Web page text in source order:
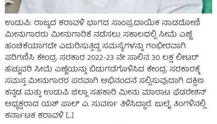
ಉಡುಪಿ: ರಾಜ್ಯದ ಕರಾವಳಿ ಭಾಗದ ಸಾಂಪ್ರದಾಯಿಕ ನಾಡದೋಣಿ
ಮೀನುಗಾರರು ಮೀನುಗಾರಿಕೆ ನಡೆಸಲು ಸಕಾಲದಲ್ಲಿ ಸೀಮೆ ಎಣ್ಣೆ
ಹಂಚಿಕೆಯಾಗದೇ ಎದುರಿಸುತ್ತಿದ್ದ ಸಮಸ್ಯೆಗಳನ್ನು ಗಂಭೀರವಾಗಿ
ಪರಿಗಣಿಸಿ ಕೇಂದ್ರ ಸರಕಾರ 2022-23 ನೇ ಸಾಲಿನ 30 ಲಕ್ಷ ಲೀಟರ್
ಹೆಚ್ಚುವರಿ ಸೀಮೆ ಎಣ್ಣೆಯನ್ನು ಬಿಡುಗಡೆಗೊಳಿಸಿದ ಕೇಂದ್ರ ಸರಕಾರಕ್ಕೆ
ಸಮಸ್ತ ಮೀನುಗಾರರ ಪರವಾಗಿ ಅಭಿನಂದನೆ ಸಲ್ಲಿಸುವುದಾಗಿ ದಕ್ಷಿಣ
ಕನ್ನಡ ಮತ್ತು ಉಡುಪಿ ಜಿಲ್ಲಾ ಸಹಕಾರಿ ಮೀನು ಮಾರಾಟ ಫೆಡರೇಶನ್
ಅಧ್ಯಕ್ಷರಾದ ಯಶ್ ಪಾಲ್ ಎ. ಸುವರ್ಣ ತಿಳಿಸಿದ್ದಾರೆ. ಜುಲೈ ತಿಂಗಳಿನಲ್ಲಿ
ಕರ್ನಾಟಕ ಕರಾವಳಿ […]